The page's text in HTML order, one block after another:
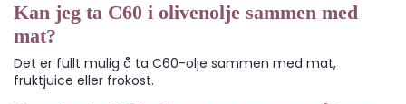
Kan jeg ta C60 i olivenolje sammen med
mat?
Det er fullt mulig å ta C60-olje sammen med mat,
fruktjuice eller frokost.